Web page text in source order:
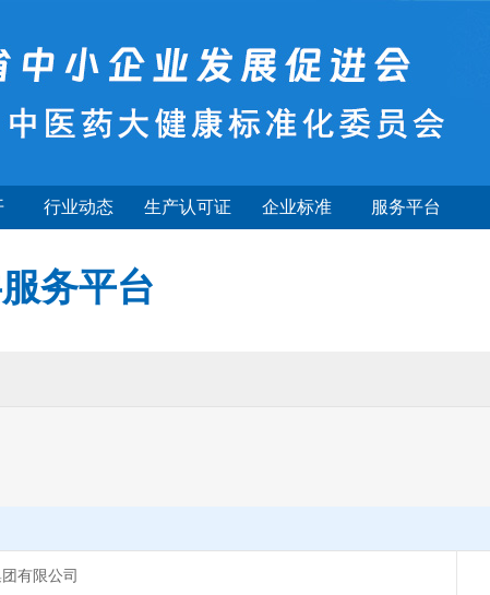
行业动态 生产认可证 企业标准 服务平台
务平台
有限公司